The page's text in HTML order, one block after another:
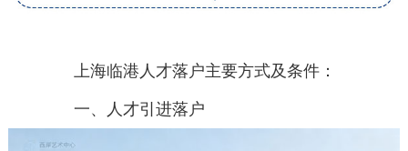
上海临港人才落户主要方式及条件：
一、人才引进落户